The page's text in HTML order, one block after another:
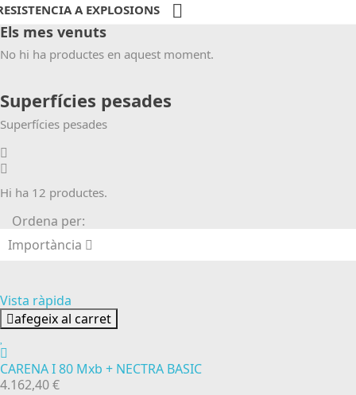
A EXPLOSIONS 
Els mes venuts
No hi ha productes en aquest moment.
Superfícies pesades
Superfícies pesades
Hi ha 12 productes.
Ordena per:
Importància
Vista ràpida
afegeix al carret
CARENA I 80 Mxb + NECTRA BASIC
4.162,40 €